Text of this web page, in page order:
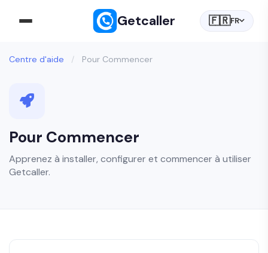
Getcaller 🇫🇷FR
Centre d'aide / Pour Commencer
Pour Commencer
Apprenez à installer, configurer et commencer à utiliser
Getcaller.